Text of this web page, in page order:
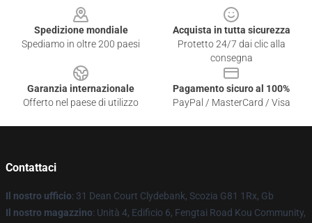
Spedizione mondiale
Spediamo in oltre 200 paesi
Acquista in tutta sicurezza
Protetto 24/7 dai clic alla
consegna
Garanzia internazionale
Offerto nel paese di utilizzo
Pagamento sicuro al 100%
PayPal / MasterCard / Visa
Contattaci
Il nostro ufficio: 31 Dean Court Clydebank, Scozia G81 1Rx, Gb
Il nostro magazzino: Unità 4, Edificio 6, Fengtai Road Kou Community,